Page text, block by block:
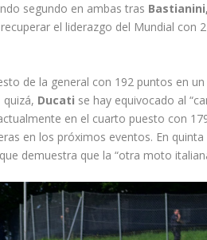
segundo en ambas tras Bastianini,
el liderazgo del Mundial con
de la general con 192 puntos en
Ducati se hay equivocado al
en el cuarto puesto con
en los próximos eventos. En
demuestra que la “otra moto